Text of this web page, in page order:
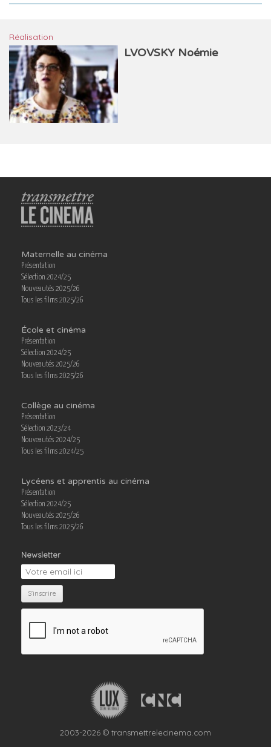
Réalisation
LVOVSKY Noémie
Maternelle au cinéma
Présentation
Sélection 2024/25
Nouveautés 2025/26
Tous les films 2025/26
École et cinéma
Présentation
Sélection 2024/25
Nouveautés 2025/26
Tous les films 2025/26
Collège au cinéma
Présentation
Sélection 2023/24
Nouveautés 2024/25
Tous les films 2024/25
Lycéens et apprentis au cinéma
Présentation
Sélection 2024/25
Nouveautés 2025/26
Tous les films 2025/26
Newsletter
2003-2026 © transmettrelecinema.com